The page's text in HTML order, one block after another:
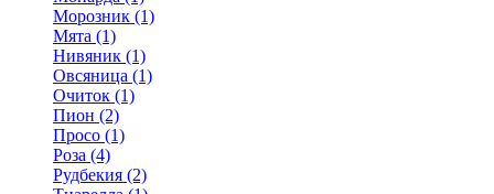
Морозник (1)
Мята (1)
Нивяник (1)
Овсяница (1)
Очиток (1)
Пион (2)
Просо (1)
Роза (4)
Рудбекия (2)